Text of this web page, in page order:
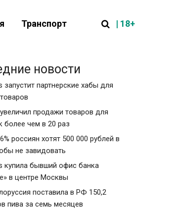
Транспорт | 18+
новости
запустит партнерские хабы для
продажи товаров для
более чем в 20 раз
россиян хотят 500 000 рублей в
не завидовать
купила бывший офис банка
в центре Москвы
поставила в РФ 150,2
пива за семь месяцев